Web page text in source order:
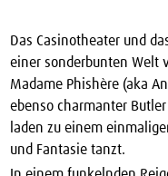
Über uns
Kontakt
Archiv
Das Casinotheater und
einer sonderbunten Welt
Madame Phishère (aka
ebenso charmanter Butler
laden zu einem
und Fantasie tanzt.